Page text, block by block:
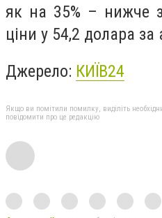
як на 35% – нижче
ціни у 54,2 долара за
Джерело: КИЇВ24
Якщо ви помітили помилку, виділіть
повідомити про це редакцію